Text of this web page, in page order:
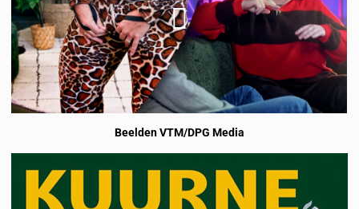
Beelden VTM/DPG Media